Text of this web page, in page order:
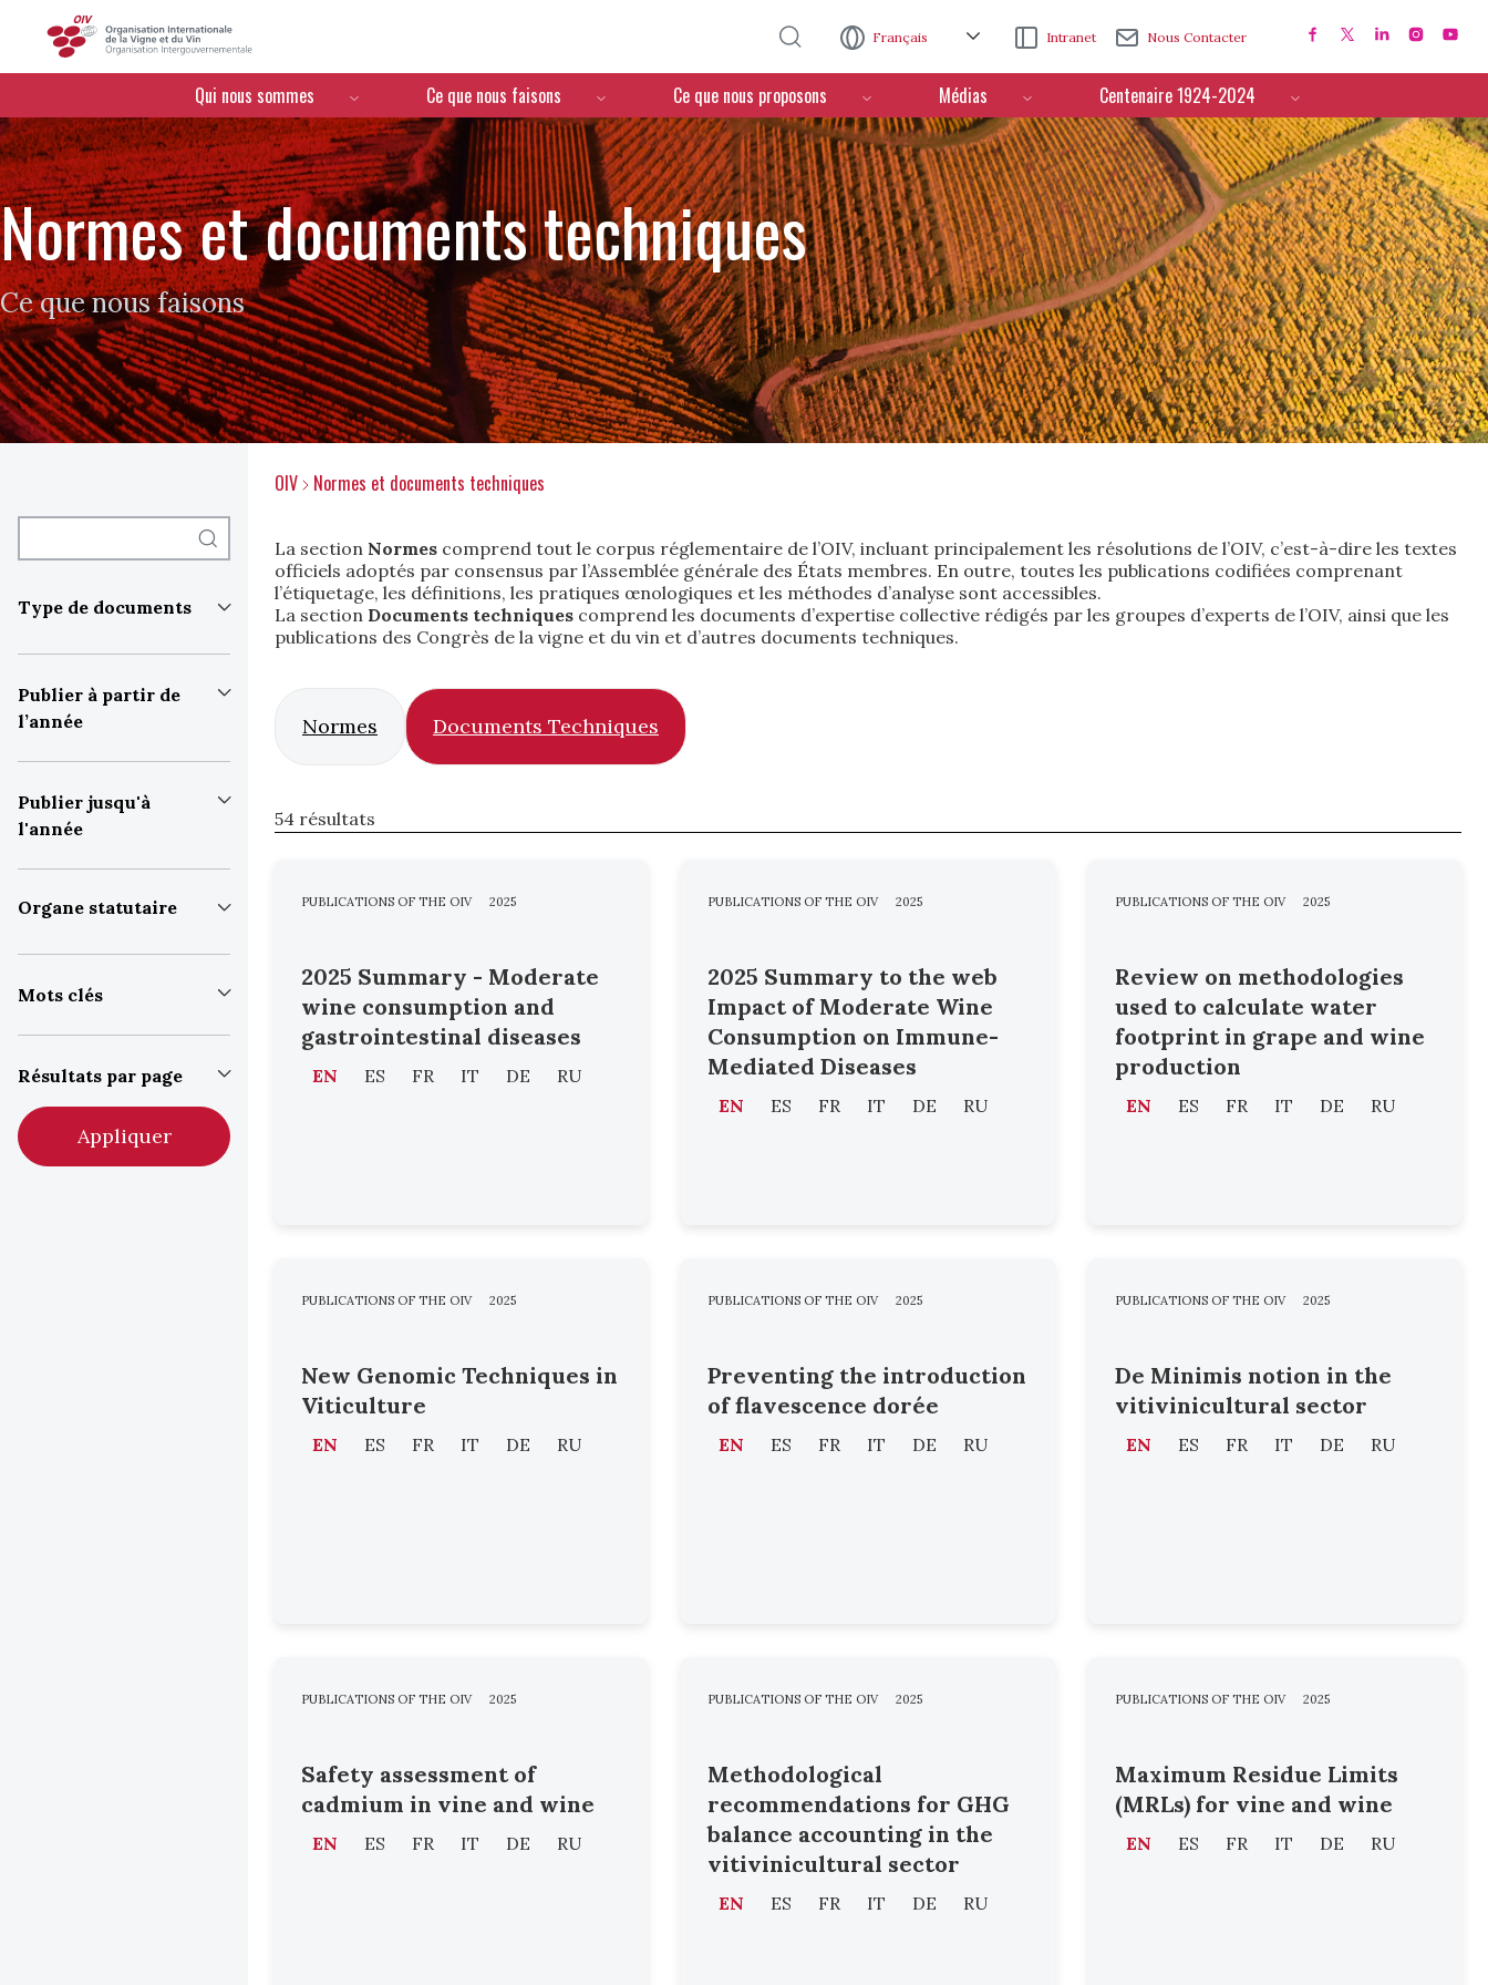
Français Intranet Nous Contacter
Menú de navegación
Qui nous sommes Ce que nous faisons Ce que nous proposons Médias Centenaire 1924-2024
Normes et documents techniques
Ce que nous faisons
Type de documents
Publier à partir de
l’année
Publier jusqu'à
l'année
Organe statutaire
Mots clés
Résultats par page
Appliquer
OIV Normes et documents techniques
La section Normes comprend tout le corpus réglementaire de l’OIV, incluant principalement les résolutions de l’OIV, c’est-à-dire les textes
officiels adoptés par consensus par l’Assemblée générale des États membres. En outre, toutes les publications codifiées comprenant
l’étiquetage, les définitions, les pratiques œnologiques et les méthodes d’analyse sont accessibles.
La section Documents techniques comprend les documents d’expertise collective rédigés par les groupes d’experts de l’OIV, ainsi que les
publications des Congrès de la vigne et du vin et d’autres documents techniques.
Normes Documents Techniques
54 résultats
PUBLICATIONS OF THE OIV 2025
2025 Summary - Moderate
wine consumption and
gastrointestinal diseases
EN ES FR IT DE RU
PUBLICATIONS OF THE OIV 2025
2025 Summary to the web
Impact of Moderate Wine
Consumption on Immune-
Mediated Diseases
EN ES FR IT DE RU
PUBLICATIONS OF THE OIV 2025
Review on methodologies
used to calculate water
footprint in grape and wine
production
EN ES FR IT DE RU
PUBLICATIONS OF THE OIV 2025
New Genomic Techniques in
Viticulture
EN ES FR IT DE RU
PUBLICATIONS OF THE OIV 2025
Preventing the introduction
of flavescence dorée
EN ES FR IT DE RU
PUBLICATIONS OF THE OIV 2025
De Minimis notion in the
vitivinicultural sector
EN ES FR IT DE RU
PUBLICATIONS OF THE OIV 2025
Safety assessment of
cadmium in vine and wine
EN ES FR IT DE RU
PUBLICATIONS OF THE OIV 2025
Methodological
recommendations for GHG
balance accounting in the
vitivinicultural sector
EN ES FR IT DE RU
PUBLICATIONS OF THE OIV 2025
Maximum Residue Limits
(MRLs) for vine and wine
EN ES FR IT DE RU